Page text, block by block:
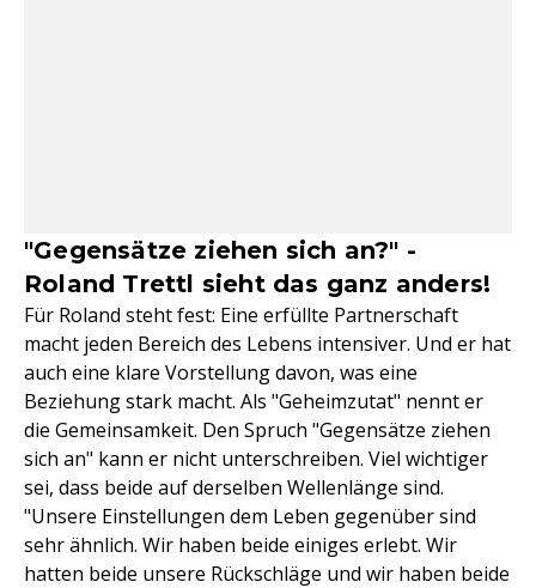
"Gegensätze ziehen sich an?" -
Roland Trettl sieht das ganz anders!
Für Roland steht fest: Eine erfüllte Partnerschaft
macht jeden Bereich des Lebens intensiver. Und er hat
auch eine klare Vorstellung davon, was eine
Beziehung stark macht. Als "Geheimzutat" nennt er
die Gemeinsamkeit. Den Spruch "Gegensätze ziehen
sich an" kann er nicht unterschreiben. Viel wichtiger
sei, dass beide auf derselben Wellenlänge sind.
"Unsere Einstellungen dem Leben gegenüber sind
sehr ähnlich. Wir haben beide einiges erlebt. Wir
hatten beide unsere Rückschläge und wir haben beide